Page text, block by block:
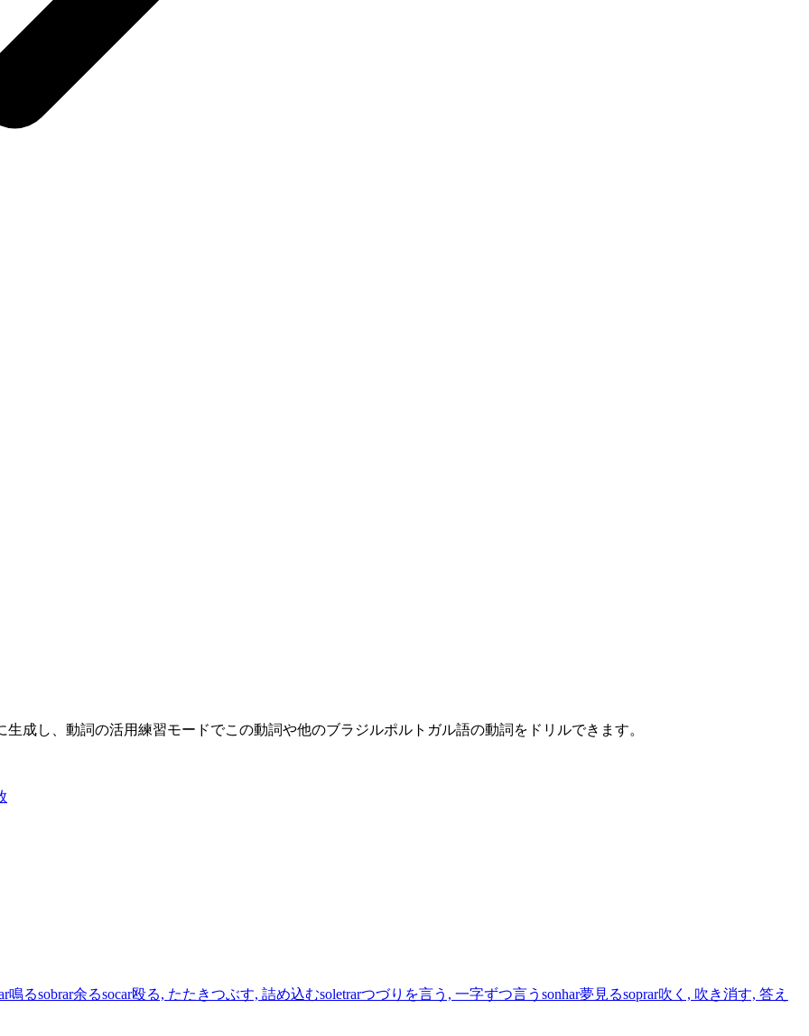
成し、動詞の活用練習モードでこの動詞や他のブラジルポルトガル語の動詞をドリルできます。
鳴るsobrar余るsocar殴る, たたきつぶす, 詰め込むsoletrarつづりを言う, 一字ずつ言う sonhar夢見るsoprar吹く, 吹き消す, 答え